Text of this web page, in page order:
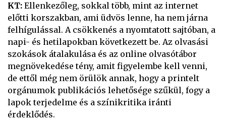
KT: Ellenkezőleg, sokkal több, mint az internet
előtti korszakban, ami üdvös lenne, ha nem járna
felhígulással. A csökkenés a nyomtatott sajtóban, a
napi- és hetilapokban következett be. Az olvasási
szokások átalakulása és az online olvasótábor
megnövekedése tény, amit figyelembe kell venni,
de ettől még nem örülök annak, hogy a printelt
orgánumok publikációs lehetősége szűkül, fogy a
lapok terjedelme és a színikritika iránti
érdeklődés.